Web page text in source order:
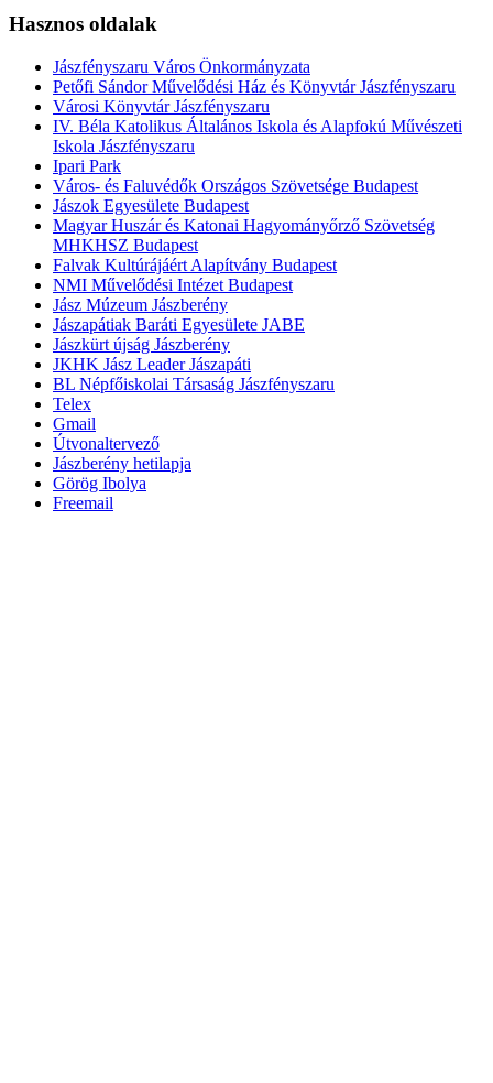
Hasznos oldalak
Jászfényszaru Város Önkormányzata
Petőfi Sándor Művelődési Ház és Könyvtár Jászfényszaru
Városi Könyvtár Jászfényszaru
IV. Béla Katolikus Általános Iskola és Alapfokú Művészeti
Iskola Jászfényszaru
Ipari Park
Város- és Faluvédők Országos Szövetsége Budapest
Jászok Egyesülete Budapest
Magyar Huszár és Katonai Hagyományőrző Szövetség
MHKHSZ Budapest
Falvak Kultúrájáért Alapítvány Budapest
NMI Művelődési Intézet Budapest
Jász Múzeum Jászberény
Jászapátiak Baráti Egyesülete JABE
Jászkürt újság Jászberény
JKHK Jász Leader Jászapáti
BL Népfőiskolai Társaság Jászfényszaru
Telex
Gmail
Útvonaltervező
Jászberény hetilapja
Görög Ibolya
Freemail